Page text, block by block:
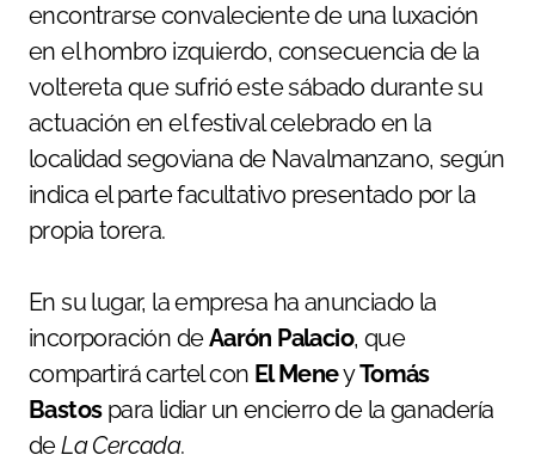
encontrarse convaleciente de una luxación
en el hombro izquierdo, consecuencia de la
voltereta que sufrió este sábado durante su
actuación en el festival celebrado en la
localidad segoviana de Navalmanzano, según
indica el parte facultativo presentado por la
propia torera.
En su lugar, la empresa ha anunciado la
incorporación deAarón Palacio, que
compartirá cartel con El MeneyTomás
Bastospara lidiar un encierro de la ganadería
deLa Cercada.